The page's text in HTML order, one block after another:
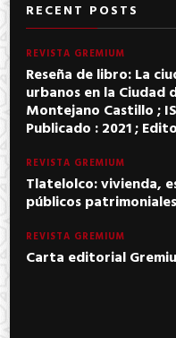
RECENT POSTS
REVISTA GREMIUM
Reseña de libro: La
urbanos en la
Montejano Castillo ;
Publicado : 2021 ;
REVISTA GREMIUM
Tlatelolco: vivienda,
públicos patrimoniales
REVISTA GREMIUM
Carta editorial